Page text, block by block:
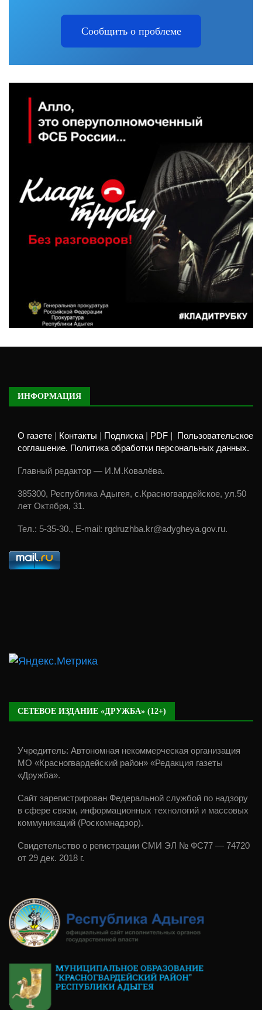
Сообщить о проблеме
ИНФОРМАЦИЯ
О газете Контакты Подписка PDF |
Пользовательское
соглашение. Политика обработки персональных данных.
Главный редактор — И.М.Ковалёва.
385300, Республика Адыгея, с.Красногвардейское, ул.50
лет Октября, 31.
Тел.: 5-35-30., E-mail: rgdruzhba.kr@adygheya.gov.ru.
СЕТЕВОЕ ИЗДАНИЕ «ДРУЖБА» (12+)
Учредитель: Автономная некоммерческая организация
МО «Красногвардейский район» «Редакция газеты
«Дружба».
Сайт зарегистрирован Федеральной службой по надзору
в сфере связи, информационных технологий и массовых
коммуникаций (Роскомнадзор).
Свидетельство о регистрации СМИ ЭЛ № ФС77 — 74720
от 29 дек. 2018 г.